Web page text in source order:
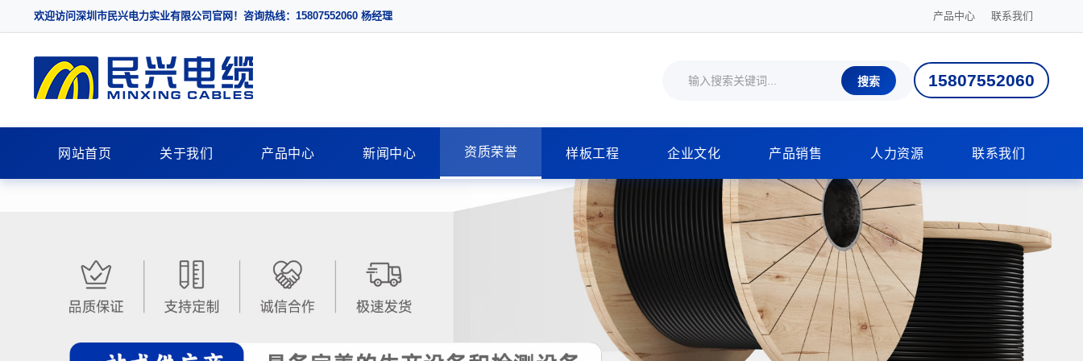
欢迎访问深圳市民兴电力实业有限公司官网！咨询热线：15807552060 杨经理 产品中心 联系我们
搜索 15807552060
网站首页 关于我们 产品中心 新闻中心 资质荣誉 样板工程 企业文化 产品销售 人力资源 联系我们